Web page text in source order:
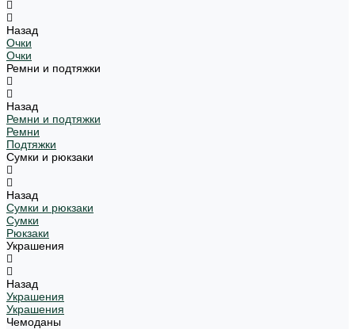
Назад
Очки
Очки
Ремни и подтяжки
Назад
Ремни и подтяжки
Ремни
Подтяжки
Сумки и рюкзаки
Назад
Сумки и рюкзаки
Сумки
Рюкзаки
Украшения
Назад
Украшения
Украшения
Чемоданы